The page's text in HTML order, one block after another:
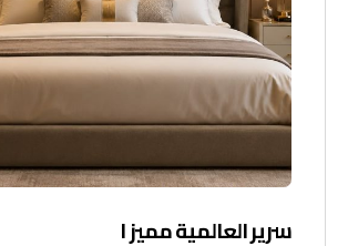
سرير العالمية مميز ١